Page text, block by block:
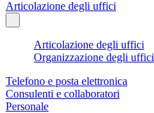
Articolazione degli uffici
Articolazione degli uffici
Organizzazione degli uffici
Telefono e posta elettronica
Consulenti e collaboratori
Personale